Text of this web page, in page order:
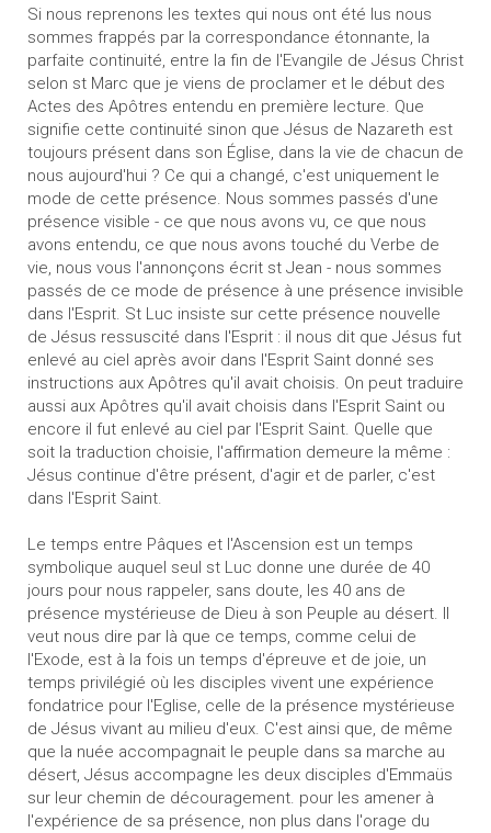
Si nous reprenons les textes qui nous ont été lus nous
sommes frappés par la correspondance étonnante, la
parfaite continuité, entre la fin de l'Evangile de Jésus Christ
selon st Marc que je viens de proclamer et le début des
Actes des Apôtres entendu en première lecture. Que
signifie cette continuité sinon que Jésus de Nazareth est
toujours présent dans son Église, dans la vie de chacun de
nous aujourd'hui ? Ce qui a changé, c'est uniquement le
mode de cette présence. Nous sommes passés d'une
présence visible - ce que nous avons vu, ce que nous
avons entendu, ce que nous avons touché du Verbe de
vie, nous vous l'annonçons écrit st Jean - nous sommes
passés de ce mode de présence à une présence invisible
dans l'Esprit. St Luc insiste sur cette présence nouvelle
de Jésus ressuscité dans l'Esprit : il nous dit que Jésus fut
enlevé au ciel après avoir dans l'Esprit Saint donné ses
instructions aux Apôtres qu'il avait choisis. On peut traduire
aussi aux Apôtres qu'il avait choisis dans l'Esprit Saint ou
encore il fut enlevé au ciel par l'Esprit Saint. Quelle que
soit la traduction choisie, l'affirmation demeure la même :
Jésus continue d'être présent, d'agir et de parler, c'est
dans l'Esprit Saint.
Le temps entre Pâques et l'Ascension est un temps
symbolique auquel seul st Luc donne une durée de 40
jours pour nous rappeler, sans doute, les 40 ans de
présence mystérieuse de Dieu à son Peuple au désert. Il
veut nous dire par là que ce temps, comme celui de
l'Exode, est à la fois un temps d'épreuve et de joie, un
temps privilégié où les disciples vivent une expérience
fondatrice pour l'Eglise, celle de la présence mystérieuse
de Jésus vivant au milieu d'eux. C'est ainsi que, de même
que la nuée accompagnait le peuple dans sa marche au
désert, Jésus accompagne les deux disciples d'Emmaüs
sur leur chemin de découragement. pour les amener à
l'expérience de sa présence, non plus dans l'orage du